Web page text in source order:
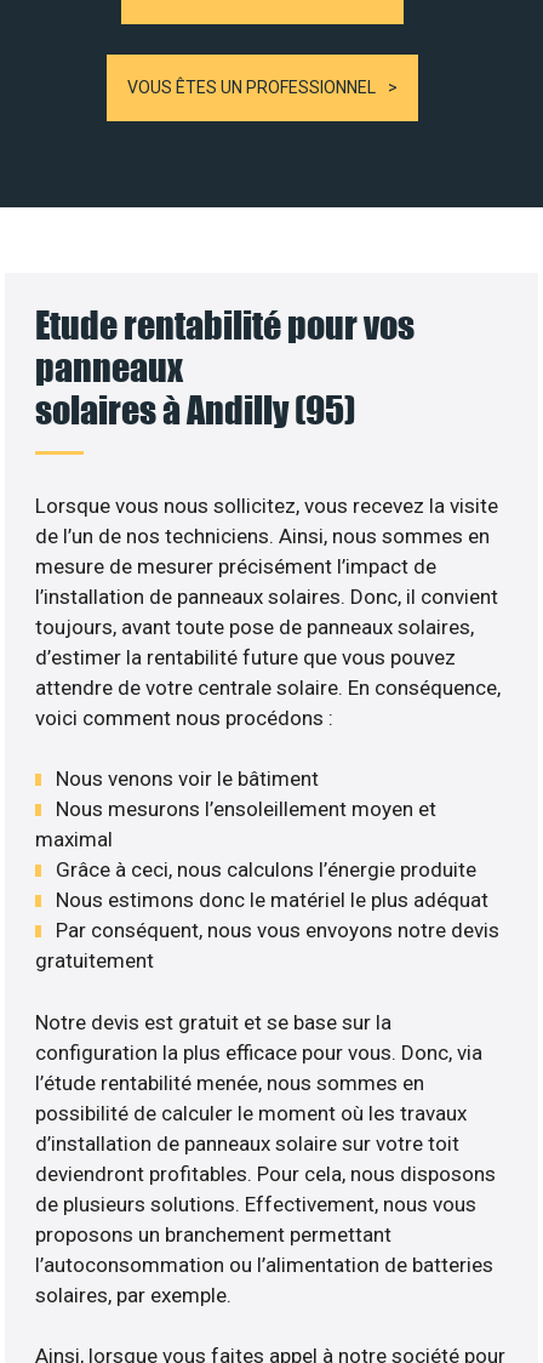
VOUS ÊTES UN PROFESSIONNEL
Etude rentabilité pour vos
panneaux
solaires à Andilly (95)
Lorsque vous nous sollicitez, vous recevez la visite
de l’un de nos techniciens. Ainsi, nous sommes en
mesure de mesurer précisément l’impact de
l’installation de panneaux solaires. Donc, il convient
toujours, avant toute pose de panneaux solaires,
d’estimer la rentabilité future que vous pouvez
attendre de votre centrale solaire. En conséquence,
voici comment nous procédons :
Nous venons voir le bâtiment
Nous mesurons l’ensoleillement moyen et
maximal
Grâce à ceci, nous calculons l’énergie produite
Nous estimons donc le matériel le plus adéquat
Par conséquent, nous vous envoyons notre devis
gratuitement
Notre devis est gratuit et se base sur la
configuration la plus efficace pour vous. Donc, via
l’étude rentabilité menée, nous sommes en
possibilité de calculer le moment où les travaux
d’installation de panneaux solaire sur votre toit
deviendront profitables. Pour cela, nous disposons
de plusieurs solutions. Effectivement, nous vous
proposons un branchement permettant
l’autoconsommation ou l’alimentation de batteries
solaires, par exemple.
Ainsi, lorsque vous faites appel à notre société pour